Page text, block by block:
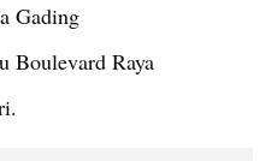
Gading
Boulevard Raya